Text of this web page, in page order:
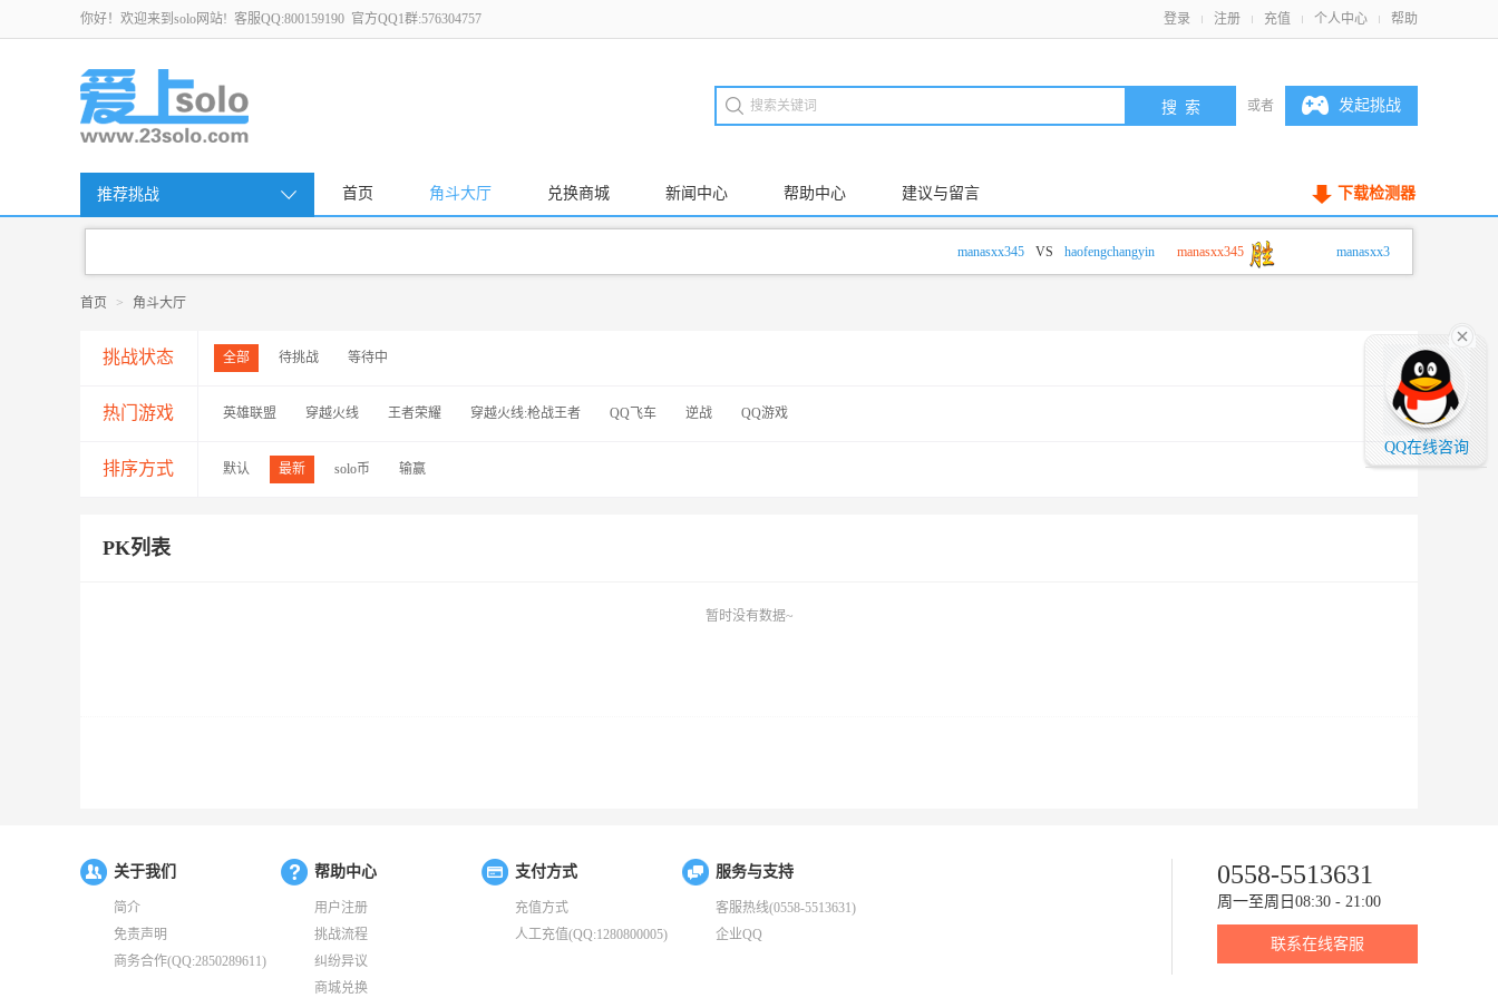
你好！欢迎来到solo网站! 客服QQ:800159190 官方QQ1群:576304757 登录 注册 充值 个人中心 帮助
或者 发起挑战
推荐挑战 首页 角斗大厅 兑换商城 新闻中心 帮助中心 建议与留言 下载检测器
manasxx345 VS haofengchangyin manasxx345 manasxx345
首页 > 角斗大厅
挑战状态 全部 待挑战 等待中
热门游戏 英雄联盟 穿越火线 王者荣耀 穿越火线:枪战王者 QQ飞车 逆战 QQ游戏
排序方式 默认 最新 solo币 输赢
PK列表
暂时没有数据~
关于我们
简介
免责声明
商务合作(QQ:2850289611)
帮助中心
用户注册
挑战流程
纠纷异议
商城兑换
支付方式
充值方式
人工充值(QQ:1280800005)
服务与支持
客服热线(0558-5513631)
企业QQ
0558-5513631
周一至周日08:30 - 21:00
联系在线客服
QQ在线咨询